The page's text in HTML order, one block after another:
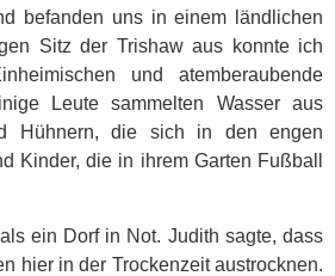
befanden uns in einem ländlichen
Sitz der Trishaw aus konnte ich
und atemberaubende
Leute sammelten Wasser aus
Hühnern, die sich in den engen
Kinder, die in ihrem Garten Fußball
ein Dorf in Not. Judith sagte, dass
hier in der Trockenzeit austrocknen.